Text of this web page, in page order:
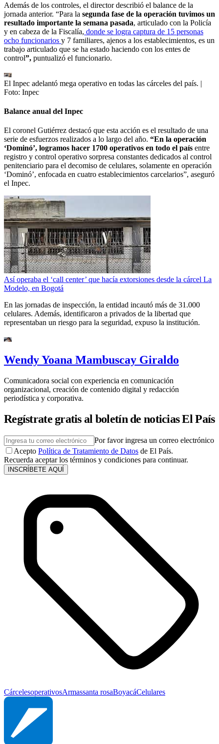
Además de los controles, el director describió el balance de la
jornada anterior. “Para la segunda fase de la operación tuvimos un
resultado importante la semana pasada, articulado con la Policía
y en cabeza de la Fiscalía, donde se logra captura de 15 personas
ocho funcionarios y 7 familiares, ajenos a los establecimientos, es un
trabajo articulado que se ha estado haciendo con los entes de
control”, puntualizó el funcionario.
El Inpec adelantó mega operativo en todas las cárceles del país. |
Foto: Inpec
Balance anual del Inpec
El coronel Gutiérrez destacó que esta acción es el resultado de una
serie de esfuerzos realizados a lo largo del año. “En la operación
‘Dominó’, logramos hacer 1700 operativos en todo el país entre
registro y control operativo sorpresa constantes dedicados al control
penitenciario para el decomiso de celulares, solamente en operación
‘Dominó’, enfocada en cuatro establecimientos carcelarios”, aseguró
el Inpec.
Así operaba el ‘call center’ que hacía extorsiones desde la cárcel La
Modelo, en Bogotá
En las jornadas de inspección, la entidad incautó más de 31.000
celulares. Además, identificaron a privados de la libertad que
representaban un riesgo para la seguridad, expuso la institución.
Wendy Yoana Mambuscay Giraldo
Comunicadora social con experiencia en comunicación
organizacional, creación de contenido digital y redacción
periodística y corporativa.
Regístrate gratis al boletín de noticias El País
Por favor ingresa un correo electrónico
Acepto Política de Tratamiento de Datos de El País.
Recuerda aceptar los términos y condiciones para continuar.
INSCRÍBETE AQUÍ
CárcelesoperativosArmassanta rosaBoyacáCelulares